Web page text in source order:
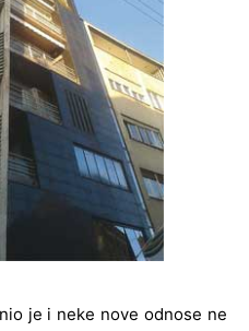
je i neke nove odnose ne